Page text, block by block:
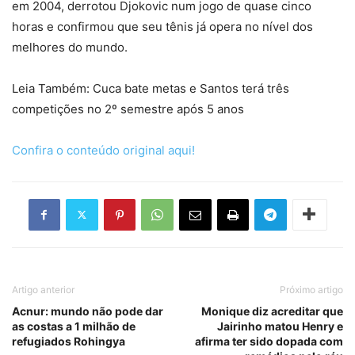
em 2004, derrotou Djokovic num jogo de quase cinco
horas e confirmou que seu tênis já opera no nível dos
melhores do mundo.
Leia Também: Cuca bate metas e Santos terá três
competições no 2º semestre após 5 anos
Confira o conteúdo original aqui!
Artigo anterior
Acnur: mundo não pode dar
as costas a 1 milhão de
refugiados Rohingya
Próximo artigo
Monique diz acreditar que
Jairinho matou Henry e
afirma ter sido dopada com